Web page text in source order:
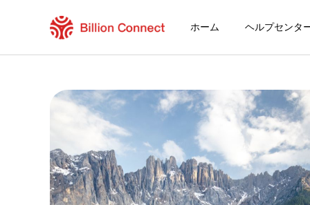
ホーム ヘルプセンタ
現在の目的地の周遊プラン
eSIMの利用方法
Czech RepublicでBillion Connect eSIMを
Billion Connect ヨーロッパ eSIM [通話 &
目的地とデータプランを選ぶ
eSIMをインストールする